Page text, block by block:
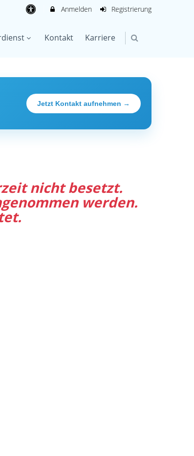
Anmelden Registrierung
Kontakt Karriere
Jetzt Kontakt aufnehmen →
nicht besetzt.
werden.